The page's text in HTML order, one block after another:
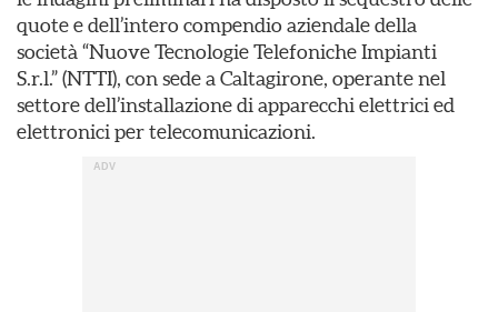
quote e dell’intero compendio aziendale della
società “Nuove Tecnologie Telefoniche Impianti
S.r.l.” (NTTI), con sede a Caltagirone, operante nel
settore dell’installazione di apparecchi elettrici ed
elettronici per telecomunicazioni.